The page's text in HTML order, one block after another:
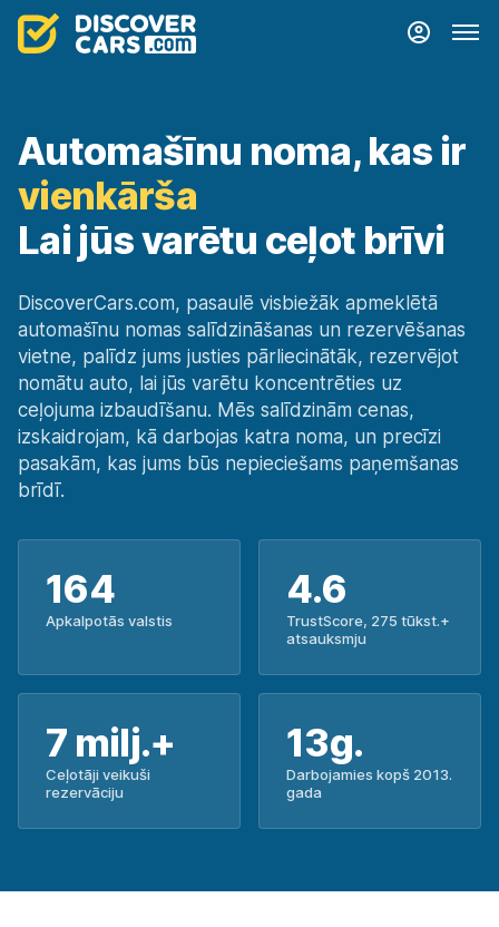
Automašīnu noma, kas ir
vienkārša
Lai jūs varētu ceļot brīvi
DiscoverCars.com, pasaulē visbiežāk apmeklētā
automašīnu nomas salīdzināšanas un rezervēšanas
vietne, palīdz jums justies pārliecinātāk, rezervējot
nomātu auto, lai jūs varētu koncentrēties uz
ceļojuma izbaudīšanu. Mēs salīdzinām cenas,
izskaidrojam, kā darbojas katra noma, un precīzi
pasakām, kas jums būs nepieciešams paņemšanas
brīdī.
164
Apkalpotās valstis
4.6
TrustScore, 275 tūkst.+
atsauksmju
7 milj.+
Ceļotāji veikuši
rezervāciju
13g.
Darbojamies kopš 2013.
gada